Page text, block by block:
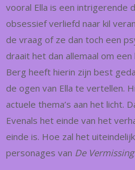
vooral Ella is een intrigerende
obsessief verliefd naar kil
de vraag of ze dan toch een
draait het dan allemaal om
Berg heeft hierin zijn best
de ogen van Ella te vertellen.
actuele thema’s aan het licht.
Evenals het einde van het
einde is. Hoe zal het
personages van De